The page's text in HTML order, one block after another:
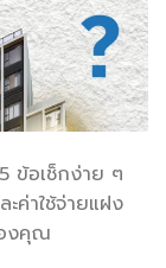
ข้อเช็กง่าย ๆ
ค่าใช้จ่ายแฝง
องคุณ